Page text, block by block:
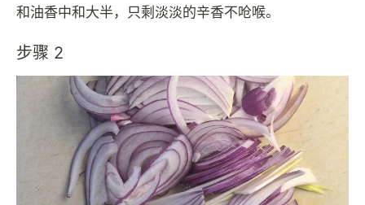
和油香中和大半，只剩淡淡的辛香不呛喉。
步骤 2